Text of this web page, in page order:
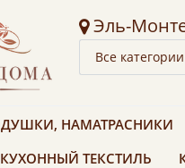
Эль-
Все категории
НАМАТРАСНИКИ
КУХОННЫЙ ТЕКСТИЛЬ